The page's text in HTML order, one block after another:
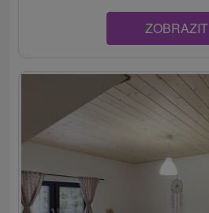
ZOBRAZIT